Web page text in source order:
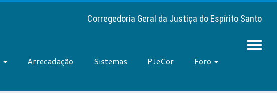
Corregedoria Geral da Justiça do Espírito Santo
Arrecadação Sistemas PJeCor
Foro